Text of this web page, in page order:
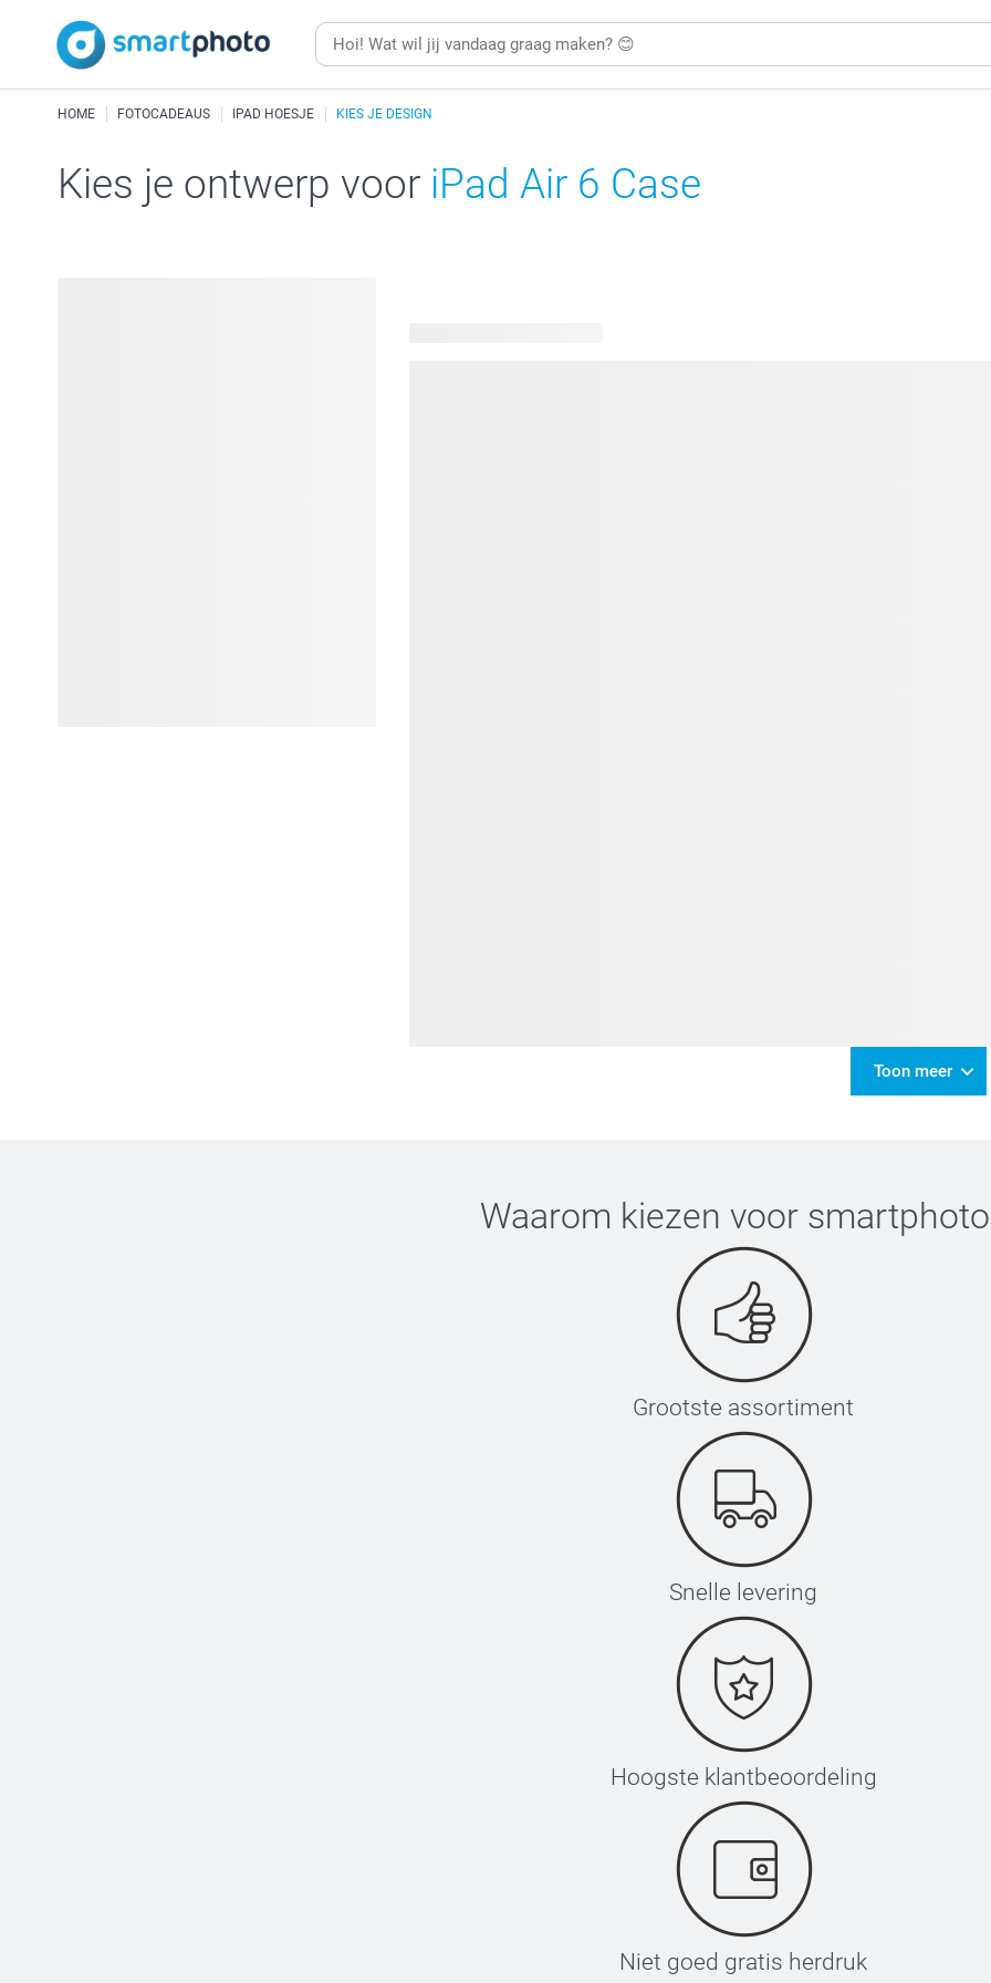
HOME FOTOCADEAUS IPAD HOESJE KIES JE DESIGN
Kies je ontwerp voor iPad Air 6 Case
Toon meer
Waarom kiezen voor smartphoto
Grootste assortiment
Snelle levering
Hoogste klantbeoordeling
Niet goed gratis herdruk